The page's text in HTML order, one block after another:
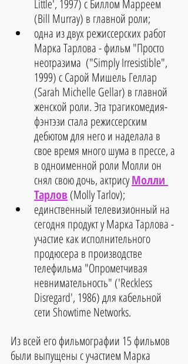
Little', 1997) с Биллом Марреем
(Bill Murray) в главной роли;
одна из двух режиссерских работ
Марка Тарлова - фильм "Просто
неотразима  ("Simply Irresistible",
1999) с Сарой Мишель Геллар
(Sarah Michelle Gellar) в главной
женской роли. Эта трагикомедия-
фэнтэзи стала режиссерским
дебютом для него и наделала в
свое время много шума в прессе, а
в одноименной роли Молли он
снял свою дочь, актрису Молли
Тарлов (Molly Tarlov);
единственный телевизионный на
сегодня продукт у Марка Тарлова -
участие как исполнительного
продюсера в производстве
телефильма "Опрометчивая
невнимательность" ('Reckless
Disregard', 1986) для кабельной
сети Showtime Networks.
Из всей его фильмографии 15 фильмов
были выпущены с участием Марка